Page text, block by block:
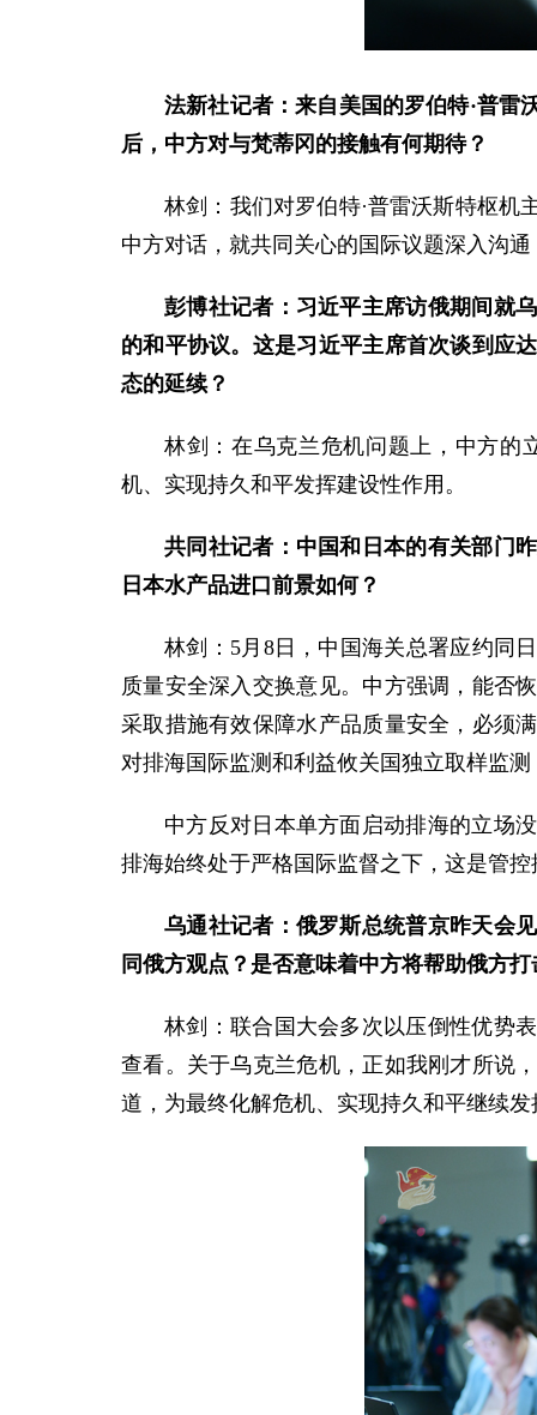
法新社记者：来自美国的罗伯特·普雷
后，中方对与梵蒂冈的接触有何期待？
林剑：我们对罗伯特·普雷沃斯特枢机
中方对话，就共同关心的国际议题深入沟
彭博社记者：习近平主席访俄期间就
的和平协议。这是习近平主席首次谈到应
态的延续？
林剑：在乌克兰危机问题上，中方的
机、实现持久和平发挥建设性作用。
共同社记者：中国和日本的有关部门
日本水产品进口前景如何？
林剑：5月8日，中国海关总署应约同
质量安全深入交换意见。中方强调，能否
采取措施有效保障水产品质量安全，必须
对排海国际监测和利益攸关国独立取样监
中方反对日本单方面启动排海的立场
排海始终处于严格国际监督之下，这是管
乌通社记者：俄罗斯总统普京昨天会
同俄方观点？是否意味着中方将帮助俄方
林剑：联合国大会多次以压倒性优势
查看。关于乌克兰危机，正如我刚才所说
道，为最终化解危机、实现持久和平继续